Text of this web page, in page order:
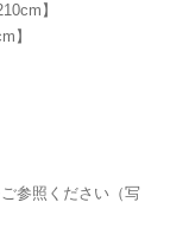
】
参照ください（写